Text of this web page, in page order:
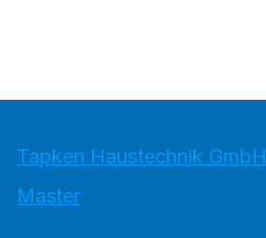
Tapken Haustechnik GmbH
Master